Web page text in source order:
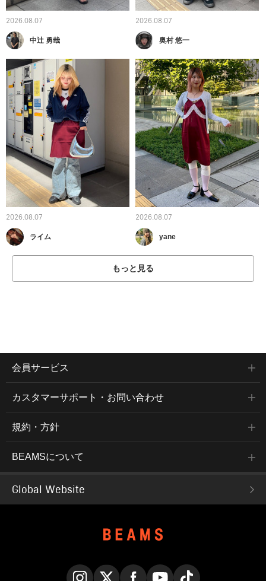
2026.08.07
中辻 勇哉
2026.08.07
奥村 悠一
2026.08.07
ライム
2026.08.07
yane
もっと見る
会員サービス
カスタマーサポート・お問い合わせ
規約・方針
BEAMSについて
Global Website